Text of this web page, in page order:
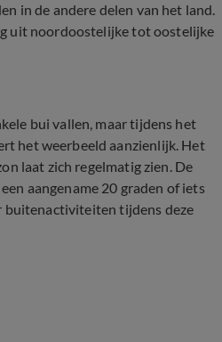
in de andere delen van het land.
uit noordoostelijke tot oostelijke
bui vallen, maar tijdens het
het weerbeeld aanzienlijk. Het
laat zich regelmatig zien. De
aangename 20 graden of iets
buitenactiviteiten tijdens deze